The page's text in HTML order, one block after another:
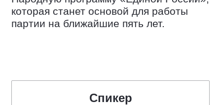
которая станет основой для работы
партии на ближайшие пять лет.
Спикер